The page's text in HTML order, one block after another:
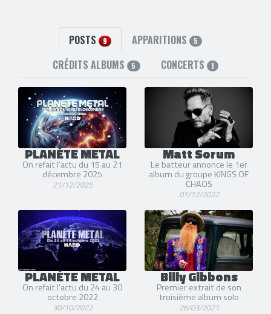
POSTS 9 APPARITIONS 5
CRÉDITS ALBUMS 5 CONCERTS 1
PLANÈTE METAL
On refait l'actu du 15 au 21
décembre 2025
21/12/2025
Matt Sorum
Le batteur annonce le 1er
album du groupe KINGS OF
CHAOS
01/12/2022
PLANÈTE METAL
On refait l'actu du 24 au 30
octobre 2022
30/10/2022
Billy Gibbons
Premier extrait de son
troisième album solo
26/03/2021